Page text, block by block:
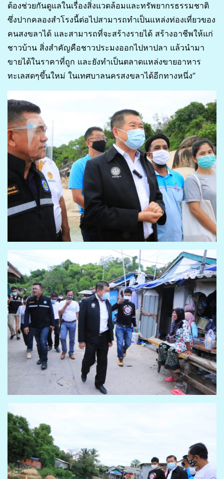
ต้องช่วยกันดูแลในเรื่องสิ่งแวดล้อมและทรัพยากรธรรมชาติ
ซึ่งปากคลองสำโรงนี้ต่อไปสามารถทำเป็นแหล่งท่องเที่ยวของ
คนสงขลาได้ และสามารถที่จะสร้างรายได้ สร้างอาชีพให้แก่
ชาวบ้าน สิ่งสำคัญคือชาวประมงออกไปหาปลา แล้วนำมา
ขายได้ในราคาที่ถูก และยังทำเป็นตลาดแหล่งขายอาหาร
ทะเลสดๆขึ้นใหม่ ในเทศบาลนครสงขลาได้อีกทางหนึ่ง”